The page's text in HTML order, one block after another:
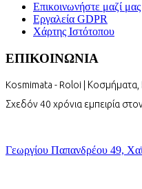
Επικοινωνήστε μαζί μας
Εργαλεία GDPR
Χάρτης Ιστότοπου
ΕΠΙΚΟΙΝΩΝΙΑ
Kosmimata - Roloi |
Σχεδόν 40 χρόνια εμπειρία
Γεωργίου Παπανδρέου 49,